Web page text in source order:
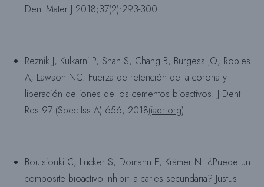
Dent Mater J 2018;37(2):293-300.
Reznik J, Kulkarni P, Shah S, Chang B, Burgess JO, Robles
A, Lawson NC. Fuerza de retención de la corona y
liberación de iones de los cementos bioactivos. J Dent
Res 97 (Spec Iss A) 656, 2018(iadr.org).
Boutsiouki C, Lücker S, Domann E, Krämer N. ¿Puede un
composite bioactivo inhibir la caries secundaria? Justus-